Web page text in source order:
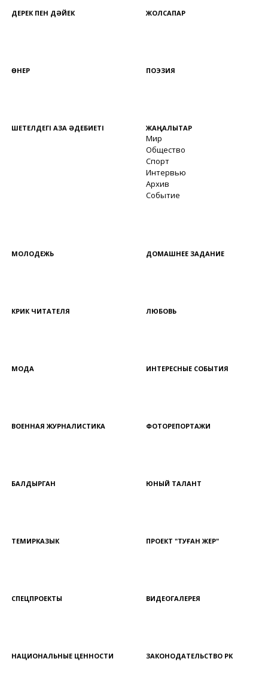
ДЕРЕК ПЕН ДӘЙЕК ЖОЛСАПАР
ӨНЕР ПОЭЗИЯ
ШЕТЕЛДЕГІ ҚАЗАҚ ӘДЕБИЕТІ ЖАҢАЛЫҚТАР
Мир
Общество
Спорт
Интервью
Архив
Событие
МОЛОДЕЖЬ ДОМАШНЕЕ ЗАДАНИЕ
КРИК ЧИТАТЕЛЯ ЛЮБОВЬ
МОДА ИНТЕРЕСНЫЕ СОБЫТИЯ
ВОЕННАЯ ЖУРНАЛИСТИКА ФОТОРЕПОРТАЖИ
БАЛДЫРГАН ЮНЫЙ ТАЛАНТ
ТЕМИРКАЗЫК ПРОЕКТ "ТУҒАН ЖЕР"
СПЕЦПРОЕКТЫ ВИДЕОГАЛЕРЕЯ
НАЦИОНАЛЬНЫЕ ЦЕННОСТИ ЗАКОНОДАТЕЛЬСТВО РК